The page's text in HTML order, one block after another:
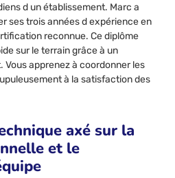
d un établissement. Marc a
ses trois années d expérience en
reconnue. Ce diplôme
sur le terrain grâce à un
apprenez à coordonner les
à la satisfaction des
axé sur la
et le